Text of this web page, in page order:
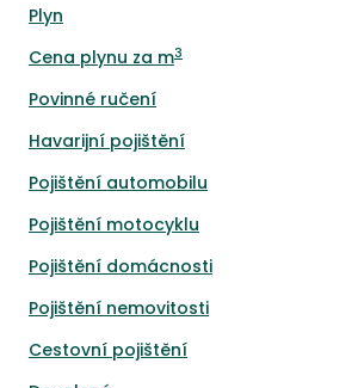
Plyn
Cena plynu za m3
Povinné ručení
Havarijní pojištění
Pojištění automobilu
Pojištění motocyklu
Pojištění domácnosti
Pojištění nemovitosti
Cestovní pojištění